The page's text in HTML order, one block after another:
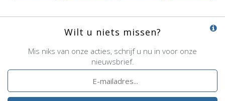
Wilt u niets missen?
Mis niks van onze acties, schrijf u nu in voor onze
nieuwsbrief.